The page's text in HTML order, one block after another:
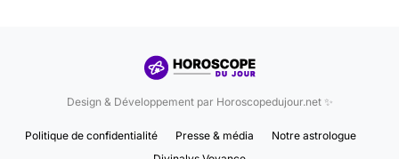
Design & Développement par Horoscopedujour.net ✨
Politique de confidentialité Presse & média
Notre astrologue